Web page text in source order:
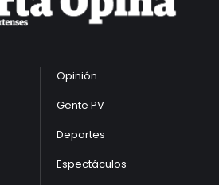
Opinión
Gente PV
Deportes
Espectáculos